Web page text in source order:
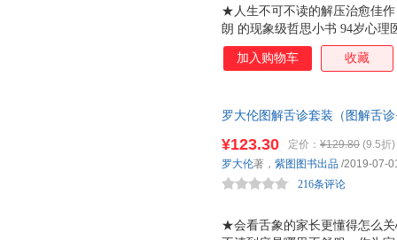
★人生不可不读的解压治愈佳
朗 的现象级哲思小书 94岁心
小书《人间值得》，本书自问
人生感言，读起来醍醐灌顶。
书、《读者》2019年度 十大影
别邀请恒子奶奶的学生奥田弘
的点滴时光。 ★众多知名媒体
的勇气 搜狐网、网
加入购物车 收藏
罗大伦图解舌诊套装（图解舌
孩子舌象的精准分析，40种对
童身体常见问题舌象分析与调
★会看舌象的家长更懂得怎么
¥123.30 定价： ¥129.80 (9.5折)
216条评论
罗大伦著， 紫图图书出品 /2019-07-